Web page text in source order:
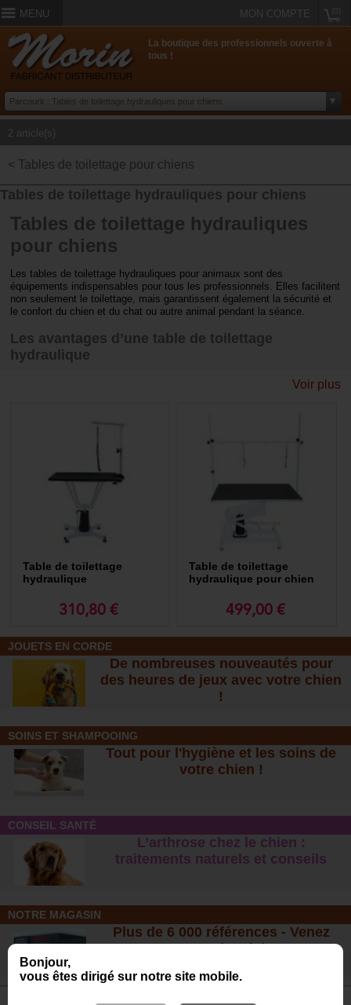
Bonjour,
vous êtes dirigé sur notre site mobile.
MENU MON COMPTE
La boutique des professionnels ouverte à
tous !
2 article(s)
< Tables de toilettage pour chiens
Tables de toilettage hydrauliques pour chiens
Tables de toilettage hydrauliques
pour chiens
Les tables de toilettage hydrauliques pour animaux sont des
équipements indispensables pour tous les professionnels. Elles facilitent
non seulement le toilettage, mais garantissent également la sécurité et
le confort du chien et du chat ou autre animal pendant la séance.
Les avantages d’une table de toilettage
hydraulique
Avec leur structure robuste et leur mécanisme hydraulique fiable, une
table de toilettage hydraulique pour les chiens peut s'ajuster en hauteur
ainsi travailler à une hauteur appropriée. De plus, la surface
antidérapante de la table assure une stabilité optimale, évitant ainsi les
L'aspect hydraulique de ces tables est ce qui les distingue vraiment. Le
système hydraulique, facile à utiliser, permet de lever ou d'abaisser la
table avec un minimum d'effort physique. Cela permet d'économiser de
l'énergie, en particulier lors du toilettage des chiens de grande taille.
Aussi, certaines tables de toilettage hydrauliques permettent la rotation
Voir plus
Table de toilettage
hydraulique
310,80 €
Table de toilettage
hydraulique pour chien
499,00 €
JOUETS EN CORDE
De nombreuses nouveautés pour
des heures de jeux avec votre chien
!
SOINS ET SHAMPOOING
Tout pour l'hygiène et les soins de
votre chien !
CONSEIL SANTÉ
L’arthrose chez le chien :
traitements naturels et conseils
NOTRE MAGASIN
Plus de 6 000 références - Venez
nous rendre visite !